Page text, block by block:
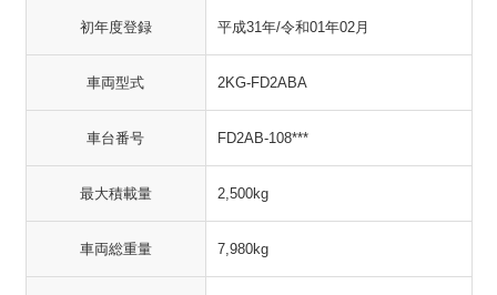
初年度登録 平成31年/令和01年02月
車両型式 2KG-FD2ABA
車台番号 FD2AB-108***
最大積載量 2,500kg
車両総重量 7,980kg